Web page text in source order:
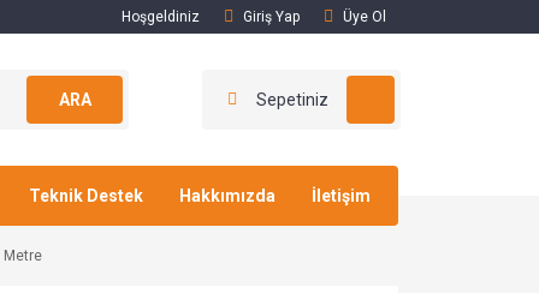
Hoşgeldiniz Giriş Yap Üye Ol
ARA Sepetiniz
Teknik Destek Hakkımızda İletişim
Metre